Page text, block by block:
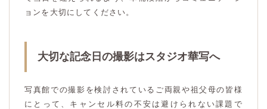
ョンを大切にしてください。
大切な記念日の撮影はスタジオ華写へ
写真館での撮影を検討されているご両親や祖父母の皆様
にとって、キャンセル料の不安は避けられない課題で